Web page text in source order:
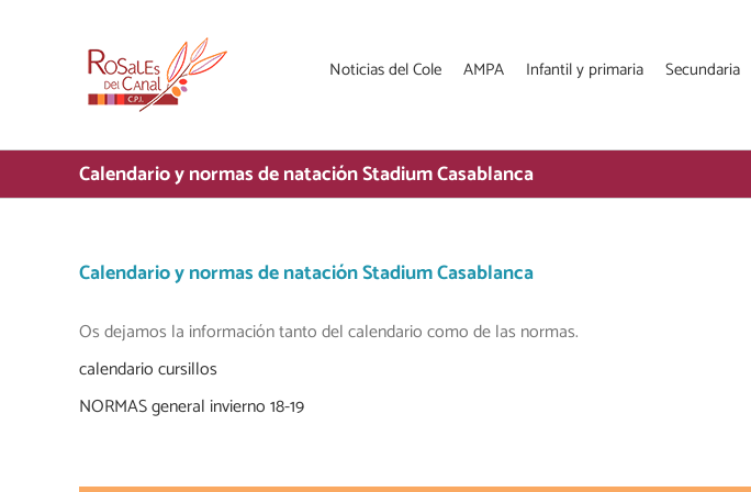
Noticias del Cole AMPA Infantil y primaria Secundaria
Calendario y normas de natación Stadium Casablanca
Calendario y normas de natación Stadium Casablanca
Os dejamos la información tanto del calendario como de las normas.
calendario cursillos
NORMAS general invierno 18-19